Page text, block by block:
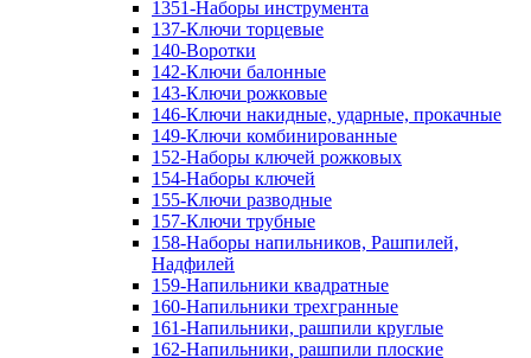
1351-Наборы инструмента
137-Ключи торцевые
140-Воротки
142-Ключи балонные
143-Ключи рожковые
146-Ключи накидные, ударные, прокачные
149-Ключи комбинированные
152-Наборы ключей рожковых
154-Наборы ключей
155-Ключи разводные
157-Ключи трубные
158-Наборы напильников, Рашпилей,
Надфилей
159-Напильники квадратные
160-Напильники трехгранные
161-Напильники, рашпили круглые
162-Напильники, рашпили плоские